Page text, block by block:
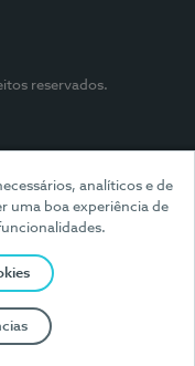
analíticos e de
uma boa experiência de
reservados.